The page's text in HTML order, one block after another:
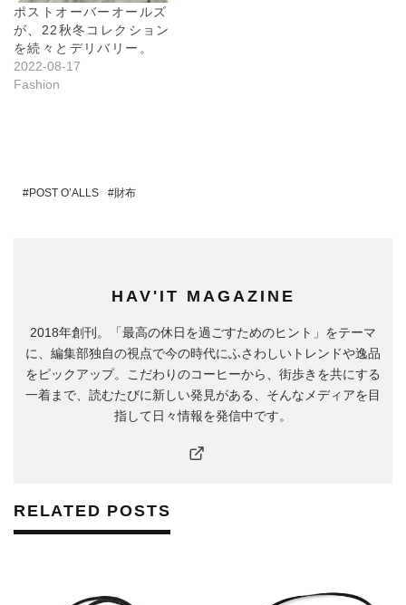
ポストオーバーオールズ
が、22秋冬コレクション
を続々とデリバリー。
2022-08-17
Fashion
POST O’ALLS 財布
HAV'IT MAGAZINE
2018年創刊。「最高の休日を過ごすためのヒント」をテーマ
に、編集部独自の視点で今の時代にふさわしいトレンドや逸品
をピックアップ。こだわりのコーヒーから、街歩きを共にする
一着まで、読むたびに新しい発見がある、そんなメディアを目
指して日々情報を発信中です。
RELATED POSTS